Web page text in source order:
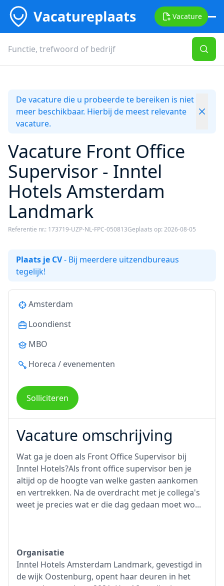
Vacature
De vacature die u probeerde te bereiken is niet
meer beschikbaar. Hierbij de meest relevante
vacature.
Vacature Front Office
Supervisor - Inntel
Hotels Amsterdam
Landmark
Referentie nr.: 173719-UZP-NL-FPC-050813Geplaats op: 2026-08-05
Plaats je CV- Bij meerdere uitzendbureaus
tegelijk!
Amsterdam
Loondienst
MBO
Horeca / evenementen
Solliciteren
Vacature omschrijving
Wat ga je doen als Front Office Supervisor bij
Inntel Hotels?Als front office supervisor ben je
altijd op de hoogte van welke gasten aankomen
en vertrekken. Na de overdracht met je collega's
weet je precies wat er die dag gedaan moet wo...
Organisatie
Inntel Hotels Amsterdam Landmark, gevestigd in
de wijk Oostenburg, opent haar deuren in het